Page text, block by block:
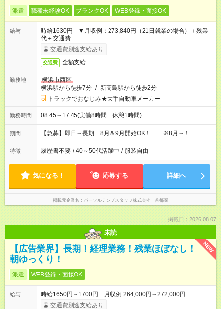
派遣 職種未経験OK ブランクOK WEB登録・面接OK
給与
時給1630円 ▼月収例：273,840円（21日就業の場合）＋残業
代＋交通費
交通費別途支給あり
交通費 全額支給
勤務地
横浜市西区
横浜駅から徒歩7分 / 新高島駅から徒歩2分
トラックでおなじみ★大手自動車メーカー
勤務時間 08:45～17:45(実働8時間 休憩1時間)
期間 【急募】即日～長期 8月＆9月開始OK！ ※8月～！
特徴 履歴書不要 / 40～50代活躍中 / 服装自由
気になる！ 応募する 詳細へ
掲載元企業名 パーソルテンプスタッフ株式会社 首都圏
掲載日：2026.08.07
未読
NEW
【広告業界】長期！経理業務！残業ほぼなし！
朝ゆっくり！
派遣 WEB登録・面接OK
給与
時給1650円～1700円 月収例 264,000円～272,000円
交通費別途支給あり